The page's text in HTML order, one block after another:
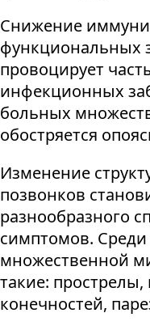
Снижение
функциональных
провоцирует
инфекционных
больных
обостряется
Изменение
позвонков
разнообразного
симптомов.
множественной
такие:
конечностей,